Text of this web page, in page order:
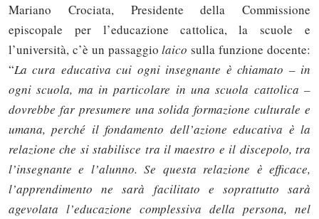
Mariano Crociata, Presidente della Commissione
episcopale per l’educazione cattolica, la scuole e
l’università, c’è un passaggiolaicosulla funzione docente:
“La cura educativa cui ogni insegnante è chiamato – in
ogni scuola, ma in particolare in una scuola cattolica –
dovrebbe far presumere una solida formazione culturale e
umana, perché il fondamento dell’azione educativa è la
relazione che si stabilisce tra il maestro e il discepolo, tra
l’insegnante e l’alunno. Se questa relazione è efficace,
l’apprendimento ne sarà facilitato e soprattutto sarà
agevolata l’educazione complessiva della persona, nel